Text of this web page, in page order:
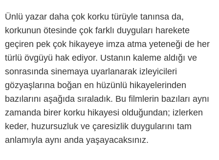
Ünlü yazar daha çok korku türüyle tanınsa da,
korkunun ötesinde çok farklı duyguları harekete
geçiren pek çok hikayeye imza atma yeteneği de her
türlü övgüyü hak ediyor. Ustanın kaleme aldığı ve
sonrasında sinemaya uyarlanarak izleyicileri
gözyaşlarına boğan en hüzünlü hikayelerinden
bazılarını aşağıda sıraladık. Bu filmlerin bazıları aynı
zamanda birer korku hikayesi olduğundan; izlerken
keder, huzursuzluk ve çaresizlik duygularını tam
anlamıyla aynı anda yaşayacaksınız.
Neon